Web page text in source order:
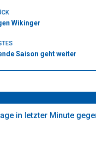
Wikinger
Saison geht weiter
in letzter Minute